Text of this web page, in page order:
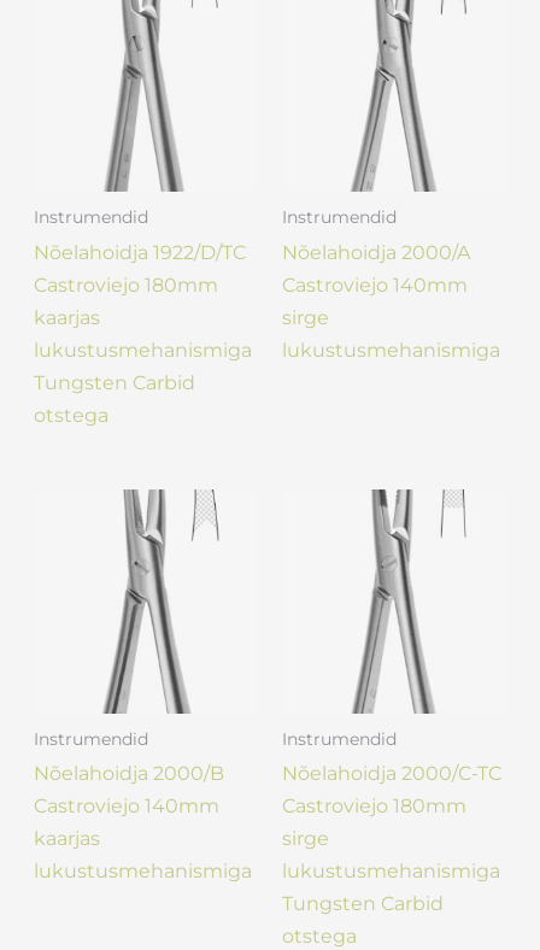
Instrumendid
Nõelahoidja 1922/D/TC
Castroviejo 180mm
kaarjas
lukustusmehanismiga
Tungsten Carbid
otstega
Instrumendid
Nõelahoidja 2000/A
Castroviejo 140mm
sirge
lukustusmehanismiga
Instrumendid
Nõelahoidja 2000/B
Castroviejo 140mm
kaarjas
lukustusmehanismiga
Instrumendid
Nõelahoidja 2000/C-TC
Castroviejo 180mm
sirge
lukustusmehanismiga
Tungsten Carbid
otstega